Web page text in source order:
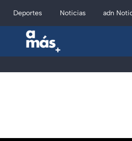
Deportes Noticias adn